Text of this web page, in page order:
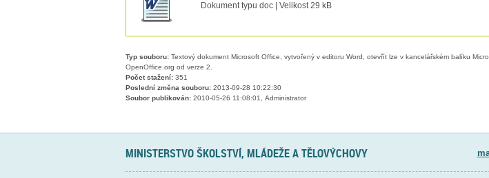
Dokument typu doc | Velikost 29 kB
Typ souboru: Textový dokument Microsoft Office, vytvořený v editoru Word, otevřít lze v kancelářském balíku
OpenOffice.org od verze 2.
Počet stažení: 351
Poslední změna souboru: 2013-09-28 10:22:30
Soubor publikován: 2010-05-26 11:08:01, Administrator
MINISTERSTVO ŠKOLSTVÍ, MLÁDEŽE A TĚLOVÝCHOVY